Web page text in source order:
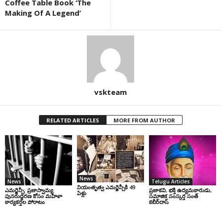
Coffee Table Book ‘The
Making Of A Legend’
vskteam
RELATED ARTICLES MORE FROM AUTHOR
News
ఎమర్జెన్సీ: ప్రజాస్వామ్య
పునరుద్ధరణ కోసం మహిళా
కార్యకర్తల పోరాటం
News
నియంతృత్వ ఎమర్జెన్సీకి 49
ఏళ్లు
Telugu Articles
ప్రజాకవి, భక్తి ఉద్యమకారుడు,
సమాజిక సంస్కర్త సంత్‌
కబీర్‌దాస్‌